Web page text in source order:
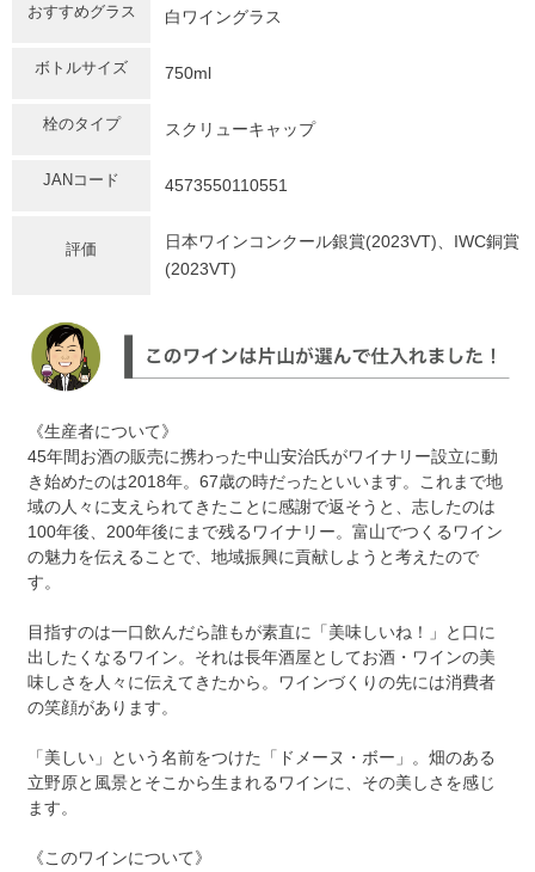
おすすめグラス 白ワイングラス
ボトルサイズ 750ml
栓のタイプ スクリューキャップ
JANコード 4573550110551
評価
日本ワインコンクール銀賞(2023VT)、IWC銅賞
(2023VT)
《生産者について》
45年間お酒の販売に携わった中山安治氏がワイナリー設立に動
き始めたのは2018年。67歳の時だったといいます。これまで地
域の人々に支えられてきたことに感謝で返そうと、志したのは
100年後、200年後にまで残るワイナリー。富山でつくるワイン
の魅力を伝えることで、地域振興に貢献しようと考えたので
す。
目指すのは一口飲んだら誰もが素直に「美味しいね！」と口に
出したくなるワイン。それは長年酒屋としてお酒・ワインの美
味しさを人々に伝えてきたから。ワインづくりの先には消費者
の笑顔があります。
「美しい」という名前をつけた「ドメーヌ・ボー」。畑のある
立野原と風景とそこから生まれるワインに、その美しさを感じ
ます。
《このワインについて》